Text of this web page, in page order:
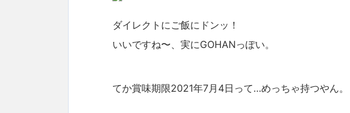
ダイレクトにご飯にドンッ！
いいですね〜、実にGOHANっぽい。
てか賞味期限2021年7月4日って…めっちゃ持つやん。